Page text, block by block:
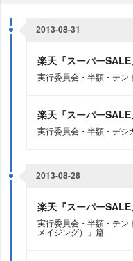
2013-08-31
楽天『スーパーSALE
実行委員会・半額・テン
楽天『スーパーSALE
実行委員会・半額・デ
2013-08-28
楽天『スーパーSALE
実行委員会・半額・テン
メイジング）」篇